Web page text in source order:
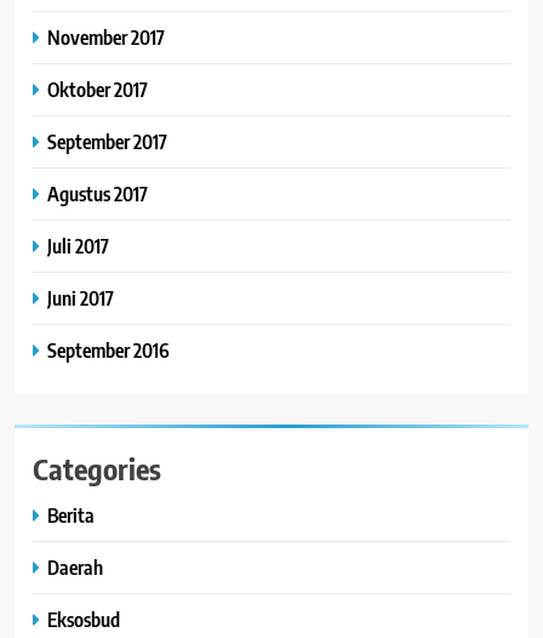
November 2017
Oktober 2017
September 2017
Agustus 2017
Juli 2017
Juni 2017
September 2016
Categories
Berita
Daerah
Eksosbud